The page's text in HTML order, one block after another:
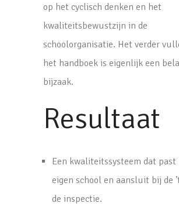
op het cyclisch denken en het
kwaliteitsbewustzijn in de
schoolorganisatie. Het verder
het handboek is eigenlijk een
bijzaak.
Resultaat
Een kwaliteitssysteem dat
eigen school en aansluit bij de
de inspectie.